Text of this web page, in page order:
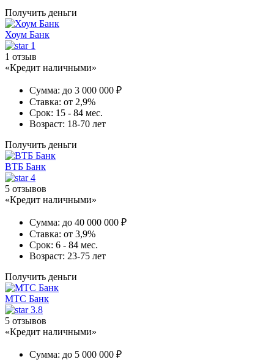
Получить деньги
Хоум Банк
1
1 отзыв
«Кредит наличными»
Сумма: до 3 000 000 ₽
Ставка: от 2,9%
Срок: 15 - 84 мес.
Возраст: 18-70 лет
Получить деньги
ВТБ Банк
4
5 отзывов
«Кредит наличными»
Сумма: до 40 000 000 ₽
Ставка: от 3,9%
Срок: 6 - 84 мес.
Возраст: 23-75 лет
Получить деньги
МТС Банк
3.8
5 отзывов
«Кредит наличными»
Сумма: до 5 000 000 ₽